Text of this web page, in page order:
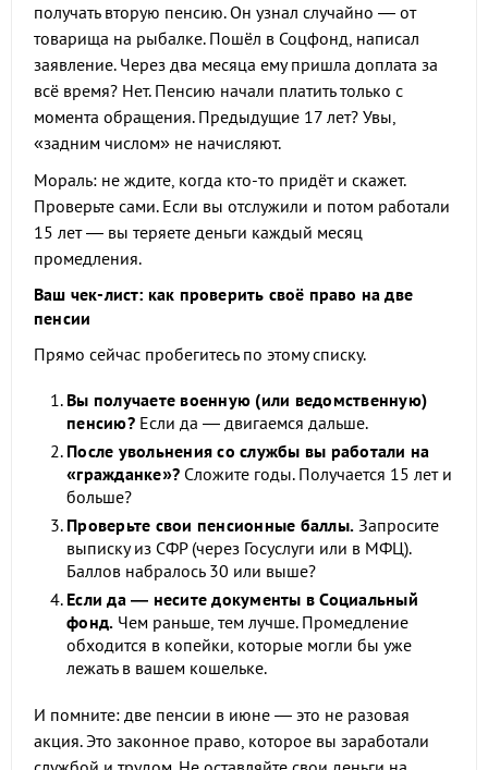
получать вторую пенсию. Он узнал случайно — от
товарища на рыбалке. Пошёл в Соцфонд, написал
заявление. Через два месяца ему пришла доплата за
всё время? Нет. Пенсию начали платить только с
момента обращения. Предыдущие 17 лет? Увы,
«задним числом» не начисляют.
Мораль: не ждите, когда кто-то придёт и скажет.
Проверьте сами. Если вы отслужили и потом работали
15 лет — вы теряете деньги каждый месяц
промедления.
Ваш чек-лист: как проверить своё право на две
пенсии
Прямо сейчас пробегитесь по этому списку.
Вы получаете военную (или ведомственную)
пенсию?Если да — двигаемся дальше.
После увольнения со службы вы работали на
«гражданке»? Сложите годы. Получается 15 лет и
больше?
Проверьте свои пенсионные баллы. Запросите
выписку из СФР (через Госуслуги или в МФЦ).
Баллов набралось 30 или выше?
Если да — несите документы в Социальный
фонд. Чем раньше, тем лучше. Промедление
обходится в копейки, которые могли бы уже
лежать в вашем кошельке.
И помните: две пенсии в июне — это не разовая
акция. Это законное право, которое вы заработали